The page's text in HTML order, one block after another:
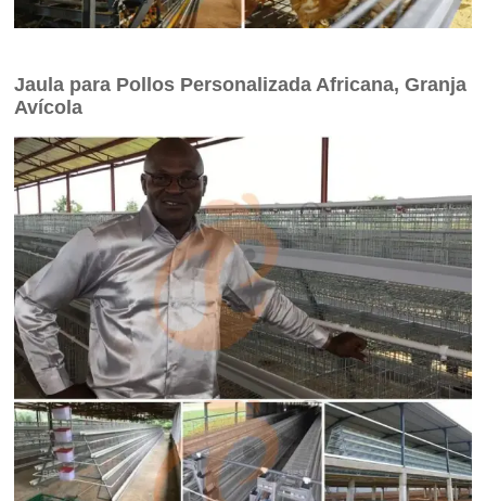
Jaula para Pollos Personalizada Africana, Granja
Avícola